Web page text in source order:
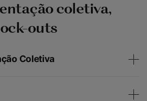
coletiva,
outs
Coletiva